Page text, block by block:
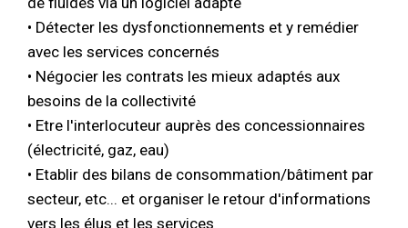
• Détecter les dysfonctionnements et y remédier
avec les services concernés
• Négocier les contrats les mieux adaptés aux
besoins de la collectivité
• Etre l'interlocuteur auprès des concessionnaires
(électricité, gaz, eau)
• Etablir des bilans de consommation/bâtiment par
secteur, etc... et organiser le retour d'informations
vers les élus et les services